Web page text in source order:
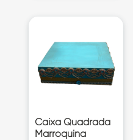
Caixa Quadrada
Marroquina